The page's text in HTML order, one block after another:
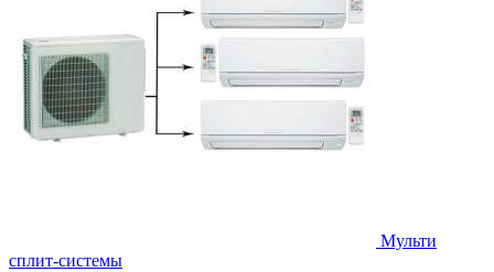
Мульти
сплит-системы